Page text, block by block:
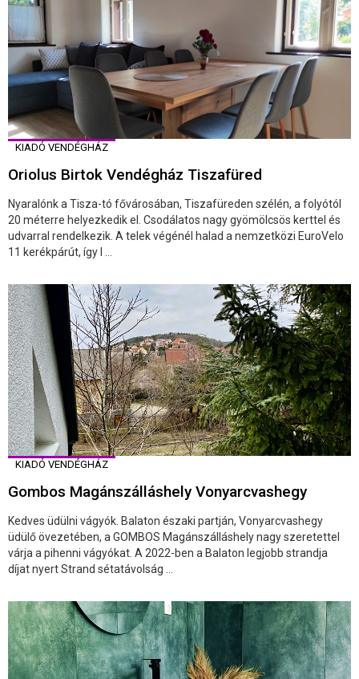
KIADÓ VENDÉGHÁZ
Oriolus Birtok Vendégház Tiszafüred
Nyaralónk a Tisza-tó fővárosában, Tiszafüreden szélén, a folyótól
20 méterre helyezkedik el. Csodálatos nagy gyömölcsös kerttel és
udvarral rendelkezik. A telek végénél halad a nemzetközi EuroVelo
11 kerékpárút, így l ...
KIADÓ VENDÉGHÁZ
Gombos Magánszálláshely Vonyarcvashegy
Kedves üdülni vágyók. Balaton északi partján, Vonyarcvashegy
üdülő övezetében, a GOMBOS Magánszálláshely nagy szeretettel
várja a pihenni vágyókat. A 2022-ben a Balaton legjobb strandja
díjat nyert Strand sétatávolság ...